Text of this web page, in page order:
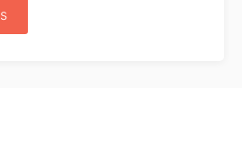
Política
de